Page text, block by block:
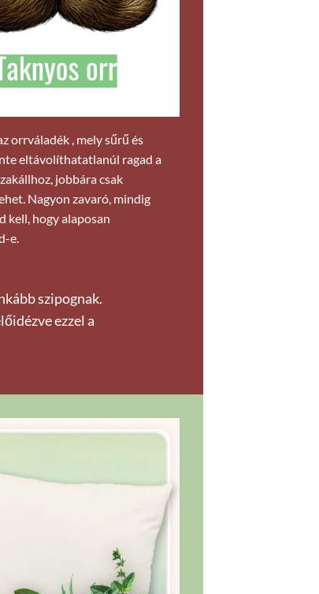
orrváladék , mely sűrű és
eltávolíthatatlanúl ragad a
jobbára csak
Nagyon zavaró, mindig
kell, hogy alaposan
e.
szipognak.
ezzel a